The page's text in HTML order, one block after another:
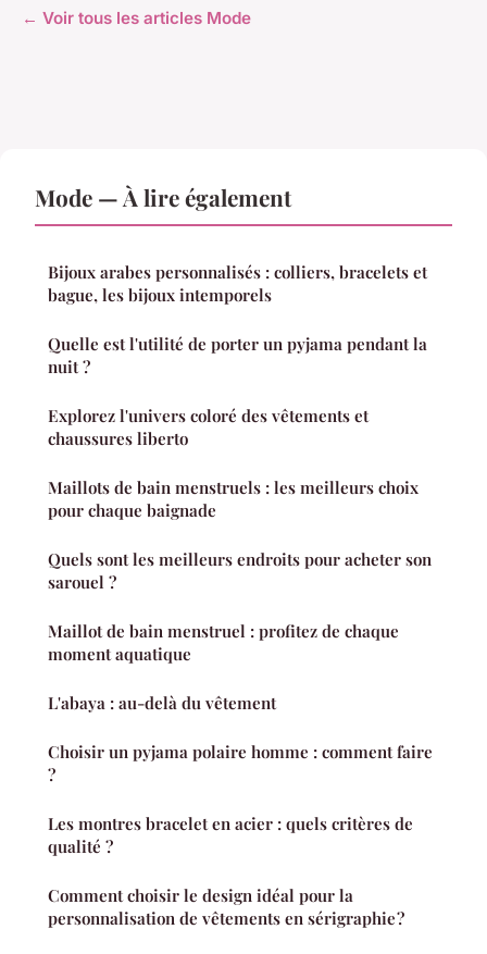
← Voir tous les articles Mode
Mode — À lire également
Bijoux arabes personnalisés : colliers, bracelets et
bague, les bijoux intemporels
Quelle est l'utilité de porter un pyjama pendant la
nuit ?
Explorez l'univers coloré des vêtements et
chaussures liberto
Maillots de bain menstruels : les meilleurs choix
pour chaque baignade
Quels sont les meilleurs endroits pour acheter son
sarouel ?
Maillot de bain menstruel : profitez de chaque
moment aquatique
L'abaya : au-delà du vêtement
Choisir un pyjama polaire homme : comment faire
?
Les montres bracelet en acier : quels critères de
qualité ?
Comment choisir le design idéal pour la
personnalisation de vêtements en sérigraphie ?